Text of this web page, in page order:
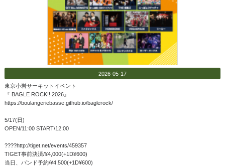
2026-05-17
東京小岩サーキットイベント
『 BAGLE ROCK!! 2026』
https://boulangeriebasse.github.io/baglerock/
5/17(日)
OPEN/11:00 START/12:00
????http://tiget.net/events/459357
TIGET事前決済/¥4,000(+1D¥600)
当日、バンド予約/¥4,500(+1D¥600)